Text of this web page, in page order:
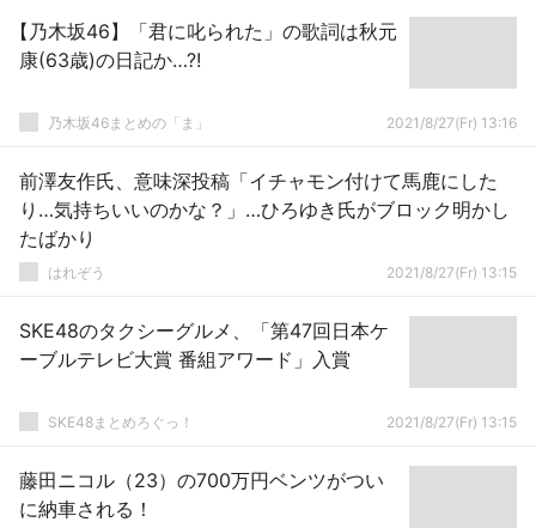
【乃木坂46】「君に叱られた」の歌詞は秋元
康(63歳)の日記か…?!
乃木坂46まとめの「ま」 2021/8/27(Fr) 13:16
前澤友作氏、意味深投稿「イチャモン付けて馬鹿にした
り…気持ちいいのかな？」…ひろゆき氏がブロック明かし
たばかり
はれぞう 2021/8/27(Fr) 13:15
SKE48のタクシーグルメ、「第47回日本ケ
ーブルテレビ大賞 番組アワード」入賞
SKE48まとめろぐっ！ 2021/8/27(Fr) 13:15
藤田ニコル（23）の700万円ベンツがつい
に納車される！